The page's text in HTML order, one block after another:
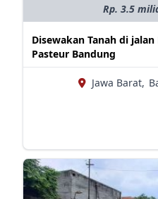
Rp. 3.5
Disewakan Tanah di
Pasteur Bandung
Jawa Barat,